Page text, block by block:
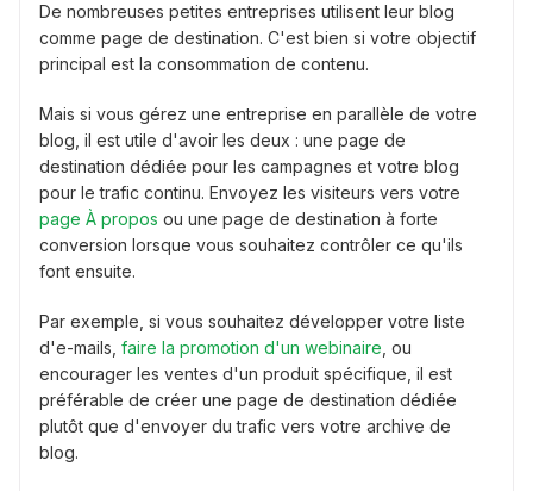
De nombreuses petites entreprises utilisent leur blog
comme page de destination. C'est bien si votre objectif
principal est la consommation de contenu.
Mais si vous gérez une entreprise en parallèle de votre
blog, il est utile d'avoir les deux : une page de
destination dédiée pour les campagnes et votre blog
pour le trafic continu. Envoyez les visiteurs vers votre
page À propos ou une page de destination à forte
conversion lorsque vous souhaitez contrôler ce qu'ils
font ensuite.
Par exemple, si vous souhaitez développer votre liste
d'e-mails, faire la promotion d'un webinaire , ou
encourager les ventes d'un produit spécifique, il est
préférable de créer une page de destination dédiée
plutôt que d'envoyer du trafic vers votre archive de
blog.